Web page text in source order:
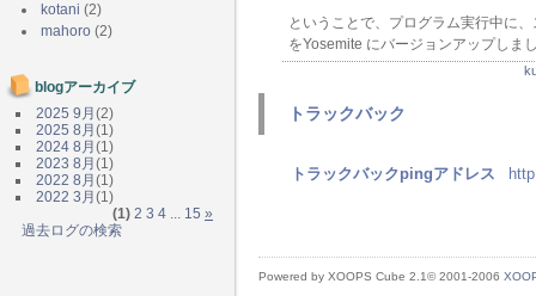
ということで、プログラム実行中に
をYosemite にバージョンアップしま
トラックバック
トラックバックpingアドレス
Powered by XOOPS Cube 2.1© 2001-2006
kotani (2)
mahoro (2)
blogアーカイブ
2025 9月 (2)
2025 8月 (1)
2024 8月 (1)
2023 8月 (1)
2022 8月 (1)
2022 3月 (1)
(1) 2 3 4 ... 15 »
過去ログの検索